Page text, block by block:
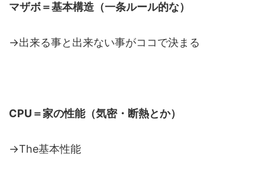
マザボ＝基本構造（一条ルール的な）
→出来る事と出来ない事がココで決まる
CPU＝家の性能（気密・断熱とか）
→The基本性能